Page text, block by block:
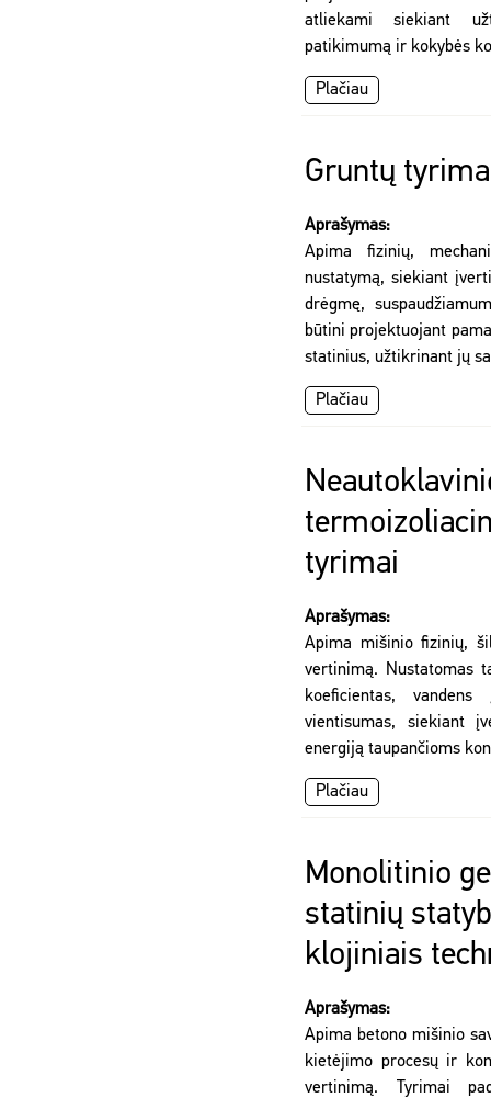
atliekami siekiant
patikimumą ir kokybės
Plačiau
Gruntų
Aprašymas:
Apima fizinių,
nustatymą, siekiant
drėgmę,
būtini projektuojant
statinius, užtikrinant jų
Plačiau
tyrimai
Aprašymas:
Apima mišinio fizinių,
vertinimą. Nustatomas
koeficientas,
vientisumas, siekiant
energiją taupančioms
Plačiau
Monolitinio
statinių
klojiniais
Aprašymas:
Apima betono mišinio
kietėjimo procesų ir
vertinimą. Tyrimai